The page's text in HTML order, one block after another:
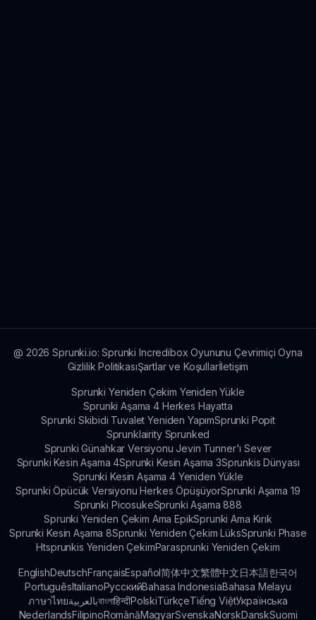
@ 2026 Sprunki.io: Sprunki Incredibox Oyununu Çevrimiçi Oyna
Gizlilik PolitikasıŞartlar ve Koşullarİletişim
Sprunki Yeniden Çekim Yeniden Yükle
Sprunki Aşama 4 Herkes Hayatta
Sprunki Skibidi Tuvalet Yeniden YapımSprunki Popit
Sprunklairity Sprunked
Sprunki Günahkar Versiyonu Jevin Tunner'ı Sever
Sprunki Kesin Aşama 4Sprunki Kesin Aşama 3Sprunkis Dünyası
Sprunki Kesin Aşama 4 Yeniden Yükle
Sprunki Öpücük Versiyonu Herkes ÖpüşüyorSprunki Aşama 19
Sprunki PicosukeSprunki Aşama 888
Sprunki Yeniden Çekim Ama EpikSprunki Ama Kırık
Sprunki Kesin Aşama 8Sprunki Yeniden Çekim LüksSprunki Phase
Htsprunkis Yeniden ÇekimParasprunki Yeniden Çekim
EnglishDeutschFrançaisEspañol简体中文繁體中文日本語한국어
PortuguêsItalianoРусскийBahasa IndonesiaBahasa Melayu
ภาษาไทยبالعربيةবাংলাहिन्दीPolskiTürkçeTiếng ViệtУкраїнська
NederlandsFilipinoRomânăMagyarSvenskaNorskDanskSuomi